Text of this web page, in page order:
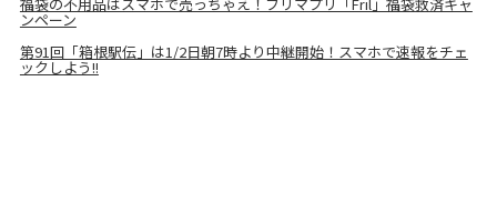
ンペーン
第91回「箱根駅伝」は1/2日朝7時より中継開始！スマホで速報をチェ
ックしよう!!